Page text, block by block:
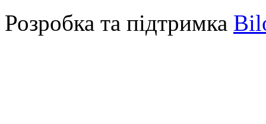
Розробка та підтримка